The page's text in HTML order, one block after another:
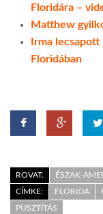
Floridára –
Matthew
Irma
Floridában
ROVAT: ÉSZAK-
CÍMKE:
FLORIDA
PUSZTÍTÁS